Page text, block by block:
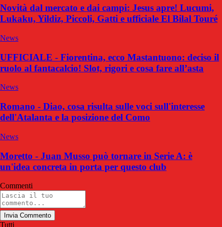
Novità dal mercato e dai campi: Jesus apre! Lucumi,
Lukaku, Yildiz, Piccoli, Gatti e ufficiale El Bilal Touré
News
UFFICIALE - Fiorentina, ecco Mastantuono: deciso il
ruolo al fantacalcio! Slot, rigori e cosa fare all’asta
News
Romano - Diao, cosa risulta sulle voci sull'interesse
dell'Atalanta e la posizione del Como
News
Moretto - Juan Musso può tornare in Serie A: è
un'idea concreta in porta per questo club
Commenti
Invia Commento
Tutti